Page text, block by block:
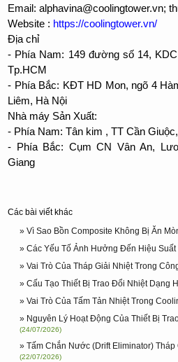
Email: alphavina@coolingtower.vn;
Website : https://coolingtower.vn/
Địa chỉ
- Phía Nam: 149 đường số 14,
Tp.HCM
- Phía Bắc: KĐT HD Mon, ngõ 4
Liêm, Hà Nội
Nhà máy Sản Xuất:
- Phía Nam: Tân kim , TT Cần
- Phía Bắc: Cụm CN Vân An,
Giang
Các bài viết khác
» Vì Sao Bồn Composite Không Bị Ăn
» Các Yếu Tố Ảnh Hưởng Đến Hiệu
» Vai Trò Của Tháp Giải Nhiệt Trong
» Cấu Tạo Thiết Bị Trao Đổi Nhiệt Dạng
» Vai Trò Của Tấm Tản Nhiệt Trong
» Nguyên Lý Hoạt Động Của Thiết Bị
(24/07/2026)
» Tấm Chắn Nước (Drift Eliminator) Tháp
(22/07/2026)